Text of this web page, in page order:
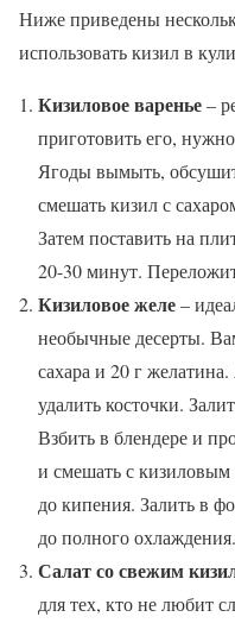
Ниже приведены
использовать кизил в
Кизиловое варенье–
приготовить его,
Ягоды вымыть,
смешать кизил с
Затем поставить на
20-30 минут.
Кизиловое желе–
необычные десерты.
сахара и 20 г
удалить косточки.
Взбить в блендере и
и смешать с кизиловым
до кипения. Залить в
до полного охлаждения.
Салат со свежим
для тех, кто не любит